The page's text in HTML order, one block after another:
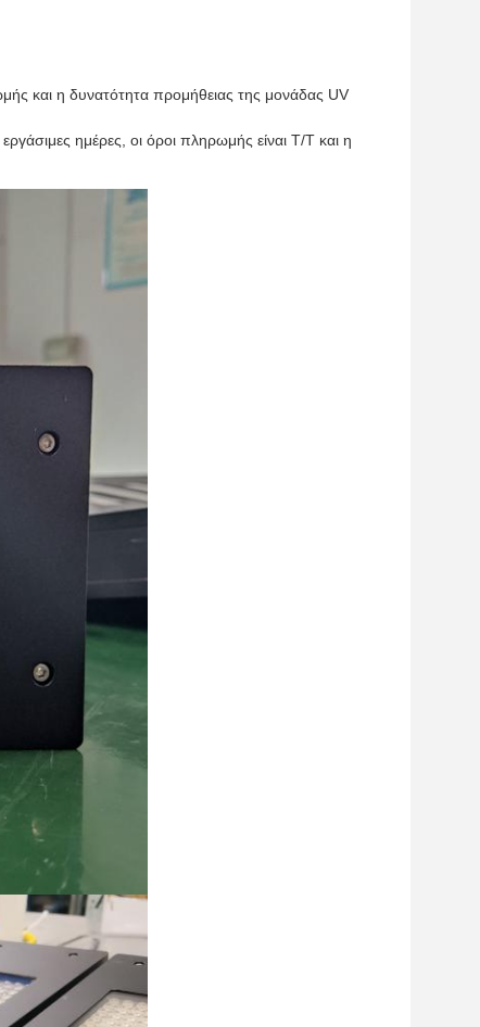
και η δυνατότητα προμήθειας της μονάδας UV
ημέρες, οι όροι πληρωμής είναι T/T και η